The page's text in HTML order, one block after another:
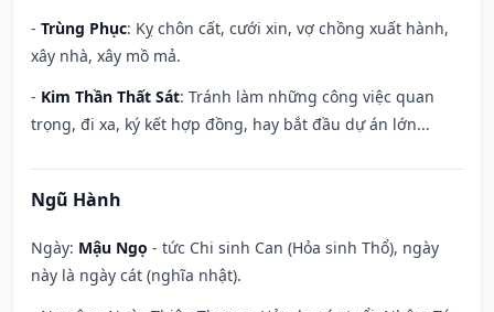
- Trùng Phục: Kỵ chôn cất, cưới xin, vợ chồng xuất hành,
xây nhà, xây mồ mả.
- Kim Thần Thất Sát: Tránh làm những công việc quan
trọng, đi xa, ký kết hợp đồng, hay bắt đầu dự án lớn...
Ngũ Hành
Ngày: Mậu Ngọ - tức Chi sinh Can (Hỏa sinh Thổ), ngày
này là ngày cát (nghĩa nhật).